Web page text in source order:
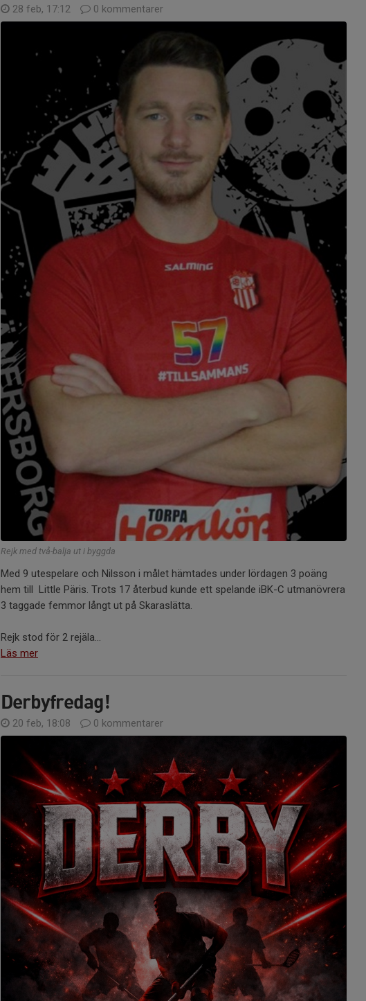
28 feb, 17:12 0 kommentarer
Rejk med två-balja ut i byggda
Med 9 utespelare och Nilsson i målet hämtades under lördagen 3 poäng
hem till Little Päris. Trots 17 återbud kunde ett spelande iBK-C utmanövrera
3 taggade femmor långt ut på Skaraslätta.
Rejk stod för 2 rejäla...
Läs mer
Derbyfredag!
20 feb, 18:08 0 kommentarer